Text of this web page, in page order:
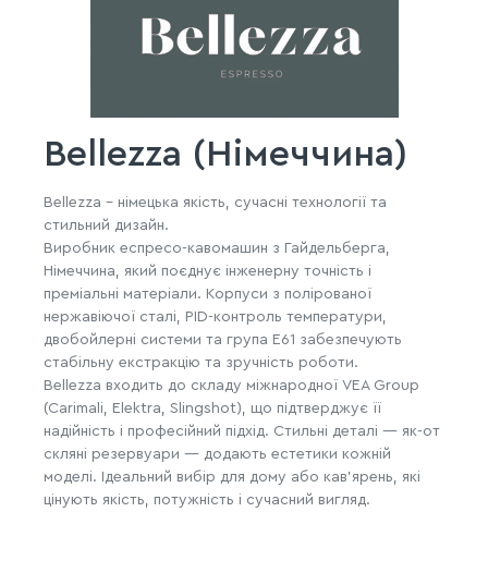
Bellezza (Німеччина)
Bellezza – німецька якість, сучасні технології та
стильний дизайн.
Виробник еспресо-кавомашин з Гайдельберга,
Німеччина, який поєднує інженерну точність і
преміальні матеріали. Корпуси з полірованої
нержавіючої сталі, PID-контроль температури,
двобойлерні системи та група E61 забезпечують
стабільну екстракцію та зручність роботи.
Bellezza входить до складу міжнародної VEA Group
(Carimali, Elektra, Slingshot), що підтверджує її
надійність і професійний підхід. Стильні деталі — як-от
скляні резервуари — додають естетики кожній
моделі. Ідеальний вибір для дому або кав’ярень, які
цінують якість, потужність і сучасний вигляд.